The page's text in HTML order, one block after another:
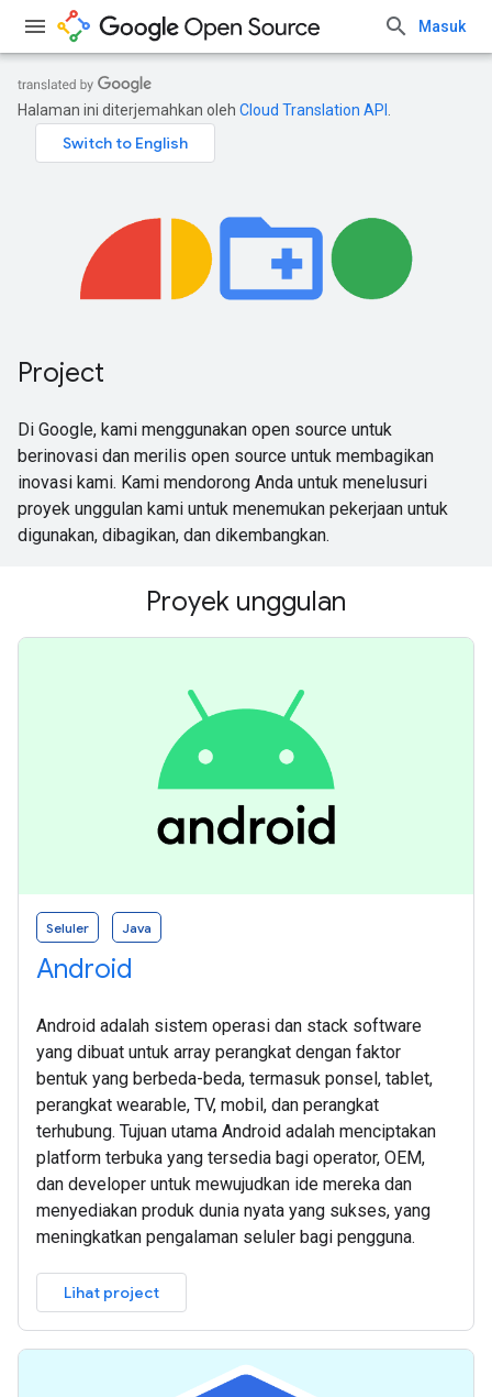
Masuk
Halaman ini diterjemahkan oleh Cloud Translation API
Project
Di Google, kami menggunakan open source untuk
berinovasi dan merilis open source untuk membagikan
inovasi kami. Kami mendorong Anda untuk menelusuri
proyek unggulan kami untuk menemukan pekerjaan untuk
digunakan, dibagikan, dan dikembangkan.
Proyek unggulan
Seluler Java
Android
Android adalah sistem operasi dan stack software
yang dibuat untuk array perangkat dengan faktor
bentuk yang berbeda-beda, termasuk ponsel, tablet,
perangkat wearable, TV, mobil, dan perangkat
terhubung. Tujuan utama Android adalah menciptakan
platform terbuka yang tersedia bagi operator, OEM,
dan developer untuk mewujudkan ide mereka dan
menyediakan produk dunia nyata yang sukses, yang
meningkatkan pengalaman seluler bagi pengguna.
Lihat project